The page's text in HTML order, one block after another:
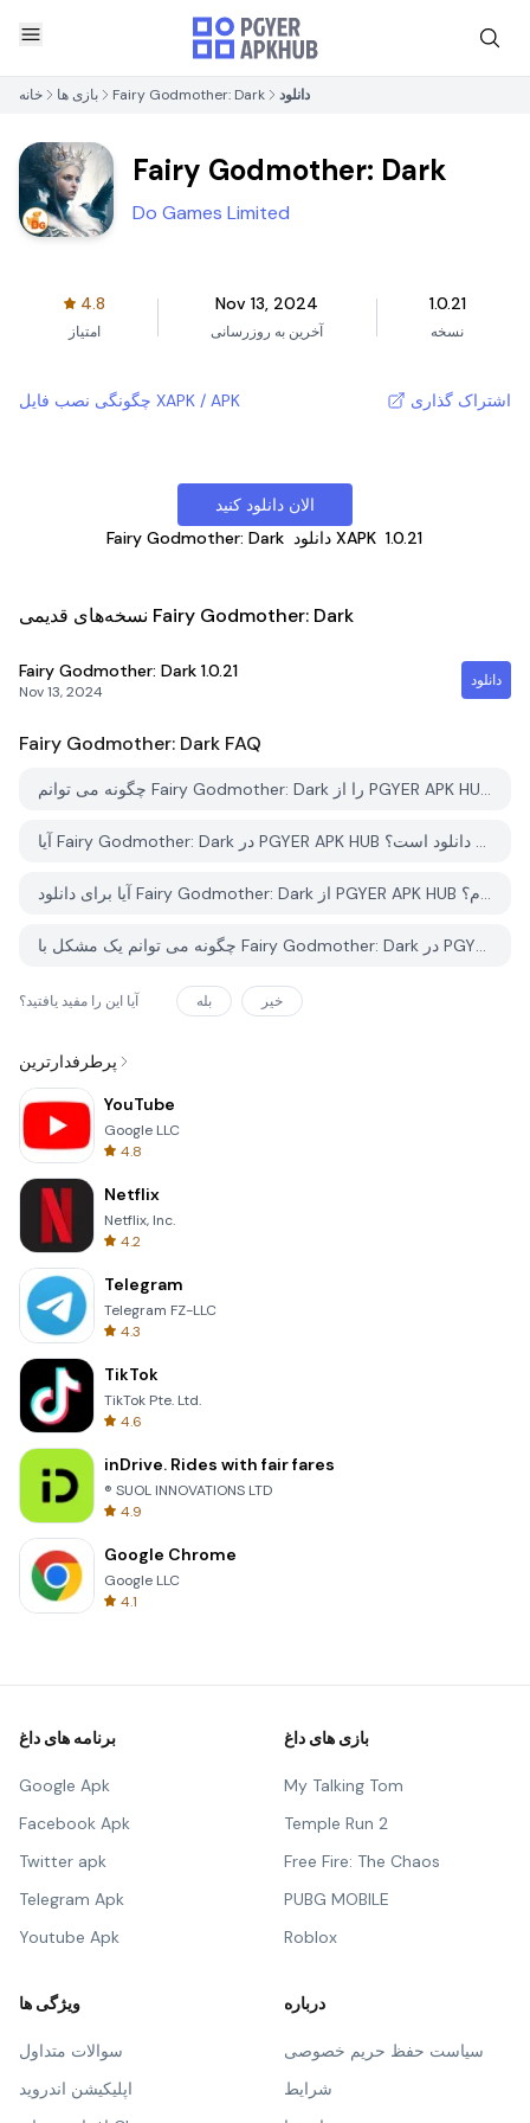
خانه بازی ها Fairy Godmother: Dark دانلود
Fairy Godmother: Dark
Do Games Limited
4.8
امتیاز
Nov 13, 2024
آخرین به روزرسانی
1.0.21
نسخه
چگونگی نصب فایل XAPK / APK اشتراک گذاری
الان دانلود کنید
Fairy Godmother: Dark
دانلود XAPK 1.0.21
نسخه‌های قدیمی Fairy Godmother: Dark
Fairy Godmother: Dark 1.0.21
Nov 13, 2024
دانلود
Fairy Godmother: Dark FAQ
چگونه می توانم Fairy Godmother: Dark را از PGYER APK HUB دانلود کنم؟
آیا Fairy Godmother: Dark در PGYER APK HUB رایگان برای دانلود است؟
آیا برای دانلود Fairy Godmother: Dark از PGYER APK HUB نیاز به حساب کاربری دارم؟
چگونه می توانم یک مشکل با Fairy Godmother: Dark در PGYER APK HUB گزارش دهم؟
آیا این را مفید یافتید؟ بله خیر
پرطرفدارترین
YouTube
Google LLC
4.8
Netflix
Netflix, Inc.
4.2
Telegram
Telegram FZ-LLC
4.3
TikTok
TikTok Pte. Ltd.
4.6
inDrive. Rides with fair fares
® SUOL INNOVATIONS LTD
4.9
Google Chrome
Google LLC
4.1
برنامه های داغ
Google Apk
Facebook Apk
Twitter apk
Telegram Apk
Youtube Apk
بازی های داغ
My Talking Tom
Temple Run 2
Free Fire: The Chaos
PUBG MOBILE
Roblox
ویژگی ها
سوالات متداول
اپلیکیشن اندروید
درباره
سیاست حفظ حریم خصوصی
شرایط